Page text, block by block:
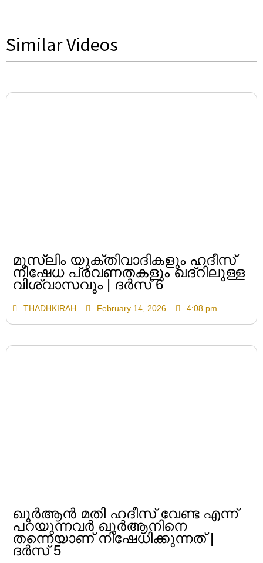
Similar Videos
മുസ്ലിം യുക്തിവാദികളും ഹദീസ്
നിഷേധ പ്രവണതകളും ഖദ്റിലുള്ള
വിശ്വാസവും | ദർസ് 6
THADHKIRAH February 14, 2026 4:08 pm
ഖുർആൻ മതി ഹദീസ് വേണ്ട എന്ന്
പറയുന്നവർ ഖുർആനിനെ
തന്നെയാണ് നിഷേധിക്കുന്നത് |
ദർസ് 5